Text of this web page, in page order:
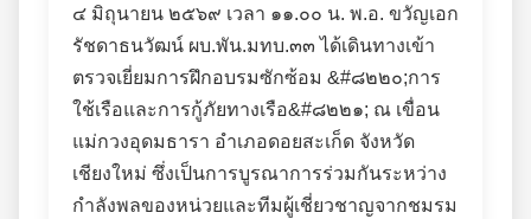
๔ มิถุนายน ๒๕๖๙ เวลา ๑๑.๐๐ น. พ.อ. ขวัญเอก
รัชดาธนวัฒน์ ผบ.พัน.มทบ.๓๓ ได้เดินทางเข้า
ตรวจเยี่ยมการฝึกอบรมซักซ้อม &#๘๒๒๐;การ
ใช้เรือและการกู้ภัยทางเรือ&#๘๒๒๑; ณ เขื่อน
แม่กวงอุดมธารา อำเภอดอยสะเก็ด จังหวัด
เชียงใหม่ ซึ่งเป็นการบูรณาการร่วมกันระหว่าง
กำลังพลของหน่วยและทีมผู้เชี่ยวชาญจากชมรม